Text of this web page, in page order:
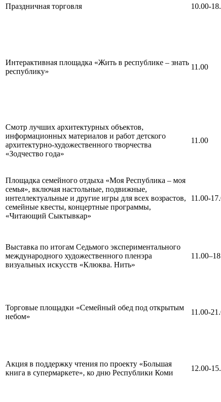
Праздничная торговля 10.00-
Интерактивная площадка «Жить в республике – знать
республику»
11.00
Смотр лучших архитектурных объектов,
информационных материалов и работ детского
архитектурно-художественного творчества
«Зодчество года»
11.00
Площадка семейного отдыха «Моя Республика – моя
семья», включая настольные, подвижные,
интеллектуальные и другие игры для всех возрастов,
семейные квесты, концертные программы,
«Читающий Сыктывкар»
11.00-
Выставка по итогам Седьмого экспериментального
международного художественного пленэра
визуальных искусств «Клюква. Нить»
Торговые площадки «Семейный обед под открытым
небом»
11.00-
Акция в поддержку чтения по проекту «Большая
книга в супермаркете», ко дню Республики Коми
12.00-